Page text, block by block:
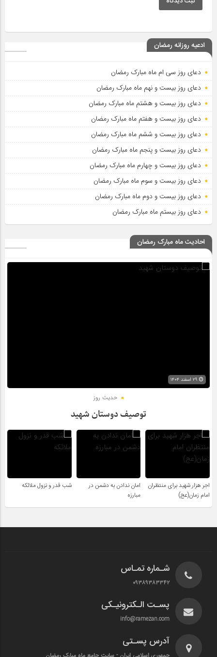
ادعیه روزانه رمضان
دعای روز سی ام ماه مبارک رمضان
دعای روز بیست و نهم ماه مبارک رمضان
دعای روز بیست و هشتم ماه مبارک رمضان
دعای روز بیست و هفتم ماه مبارک رمضان
دعای روز بیست و ششم ماه مبارک رمضان
دعای روز بیست و پنجم ماه مبارک رمضان
دعای روز بیست و چهارم ماه مبارک رمضان
دعای روز بیست و سوم ماه مبارک رمضان
دعای روز بیست و دوم ماه مبارک رمضان
دعای روز بیستم ماه مبارک رمضان
احادیث ماه مبارک رمضان
حدیث روز
توصیف دوستان شهید
اجر هزار شهید برای منتظران
امام زمان(عج)
امان ندادن به دشمن در
مبارزه
شب قدر و نزول ملائکه
شـماره تمـاس
۰۹۳۸۹۳۸۳۳۴۲
پسـت الـکترونیـکی
info@ramezan.com
آدرس پسـتی